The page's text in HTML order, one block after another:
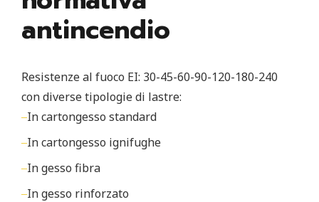
antincendio
Resistenze al fuoco EI: 30-­45-­60-­90-­120-­180-240
con diverse tipologie di lastre:
In cartongesso standard
In cartongesso ignifughe
In gesso fibra
In gesso rinforzato